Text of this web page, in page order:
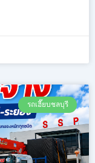
รถเฮี๊ยบชลบุรี